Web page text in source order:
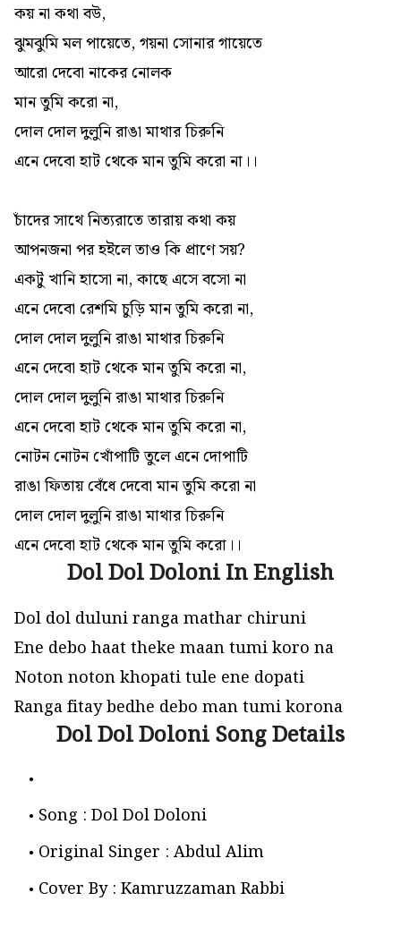
কয় না কথা বউ,
ঝুমঝুমি মল পায়েতে, গয়না সোনার গায়েতে
আরো দেবো নাকের নোলক
মান তুমি করো না,
দোল দোল দুলুনি রাঙা মাথার চিরুনি
এনে দেবো হাট থেকে মান তুমি করো না।।
চাঁদের সাথে নিত্যরাতে তারায় কথা কয়
আপনজনা পর হইলে তাও কি প্রাণে সয়?
একটু খানি হাসো না, কাছে এসে বসো না
এনে দেবো রেশমি চুড়ি মান তুমি করো না,
দোল দোল দুলুনি রাঙা মাথার চিরুনি
এনে দেবো হাট থেকে মান তুমি করো না,
দোল দোল দুলুনি রাঙা মাথার চিরুনি
এনে দেবো হাট থেকে মান তুমি করো না,
নোটন নোটন খোঁপাটি তুলে এনে দোপাটি
রাঙা ফিতায় বেঁধে দেবো মান তুমি করো না
দোল দোল দুলুনি রাঙা মাথার চিরুনি
এনে দেবো হাট থেকে মান তুমি করো।।
Dol Dol Doloni In English
Dol dol duluni ranga mathar chiruni
Ene debo haat theke maan tumi koro na
Noton noton khopati tule ene dopati
Ranga fitay bedhe debo man tumi korona
Dol Dol Doloni Song Details
Song : Dol Dol Doloni
Original Singer : Abdul Alim
Cover By : Kamruzzaman Rabbi